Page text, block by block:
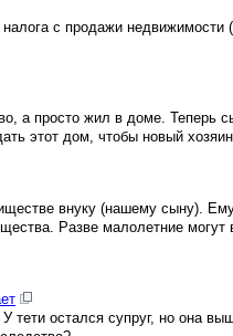
с продажи недвижимости
а просто жил в доме. Теперь
этот дом, чтобы новый
внуку (нашему сыну).
Разве малолетние могут
остался супруг, но она